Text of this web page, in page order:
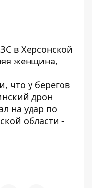
в Херсонской
женщина,
что у берегов
дрон
на удар по
области -